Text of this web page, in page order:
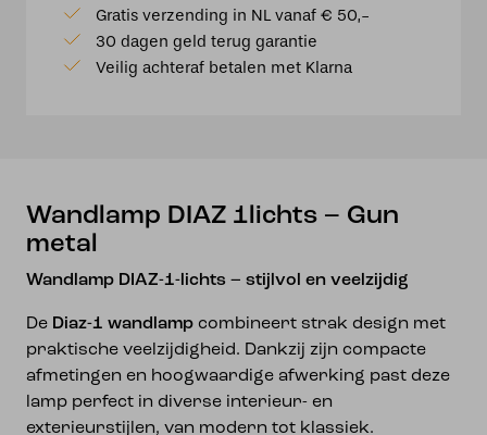
Gun
metal
aantal
Gratis verzending in NL vanaf € 50,-
30 dagen geld terug garantie
Veilig achteraf betalen met Klarna
Wandlamp DIAZ 1lichts – Gun
metal
Wandlamp DIAZ-1-lichts – stijlvol en veelzijdig
De Diaz-1 wandlamp combineert strak design met
praktische veelzijdigheid. Dankzij zijn compacte
afmetingen en hoogwaardige afwerking past deze
lamp perfect in diverse interieur- en
exterieurstijlen, van modern tot klassiek.